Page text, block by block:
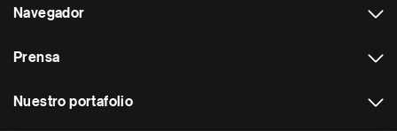
Navegador
Prensa
Nuestro portafolio